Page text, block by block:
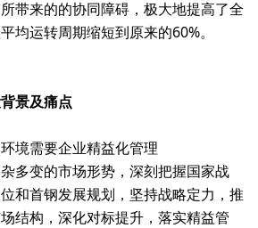
带来的的协同障碍，极大地提高了全
均运转周期缩短到原来的60%。
景及痛点
境需要企业精益化管理
多变的市场形势，深刻把握国家战
和首钢发展规划，坚持战略定力，推
结构，深化对标提升，落实精益管